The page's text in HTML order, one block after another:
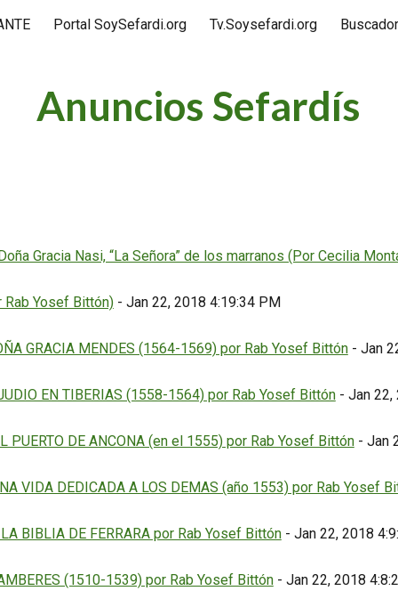
to main content Skip to
Portal SoySefardi.org Tv.Soysefardi.org
Anuncios Sefardís
Gracia Nasi, “La Señora” de los marranos (Por Cecilia
Rab Yosef Bittón)- Jan 22, 2018 4:19:34 PM
GRACIA MENDES (1564-1569) por Rab Yosef Bittón- Jan
EN TIBERIAS (1558-1564) por Rab Yosef Bittón- Jan 22,
PUERTO DE ANCONA (en el 1555) por Rab Yosef Bittón- Jan
VIDA DEDICADA A LOS DEMAS (año 1553) por Rab Yosef
BIBLIA DE FERRARA por Rab Yosef Bittón- Jan 22, 2018
(1510-1539) por Rab Yosef Bittón- Jan 22, 2018